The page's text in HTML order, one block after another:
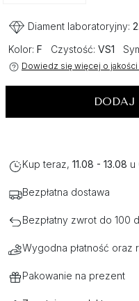
Diament laboratoryjny:
Kolor: F Czystość: VS1
Dowiedz się więcej o
DODAJ
Kup teraz, 11.08 - 13.08 u
Bezpłatna dostawa
Bezpłatny zwrot do 100
Wygodna płatność oraz
Pakowanie na prezent